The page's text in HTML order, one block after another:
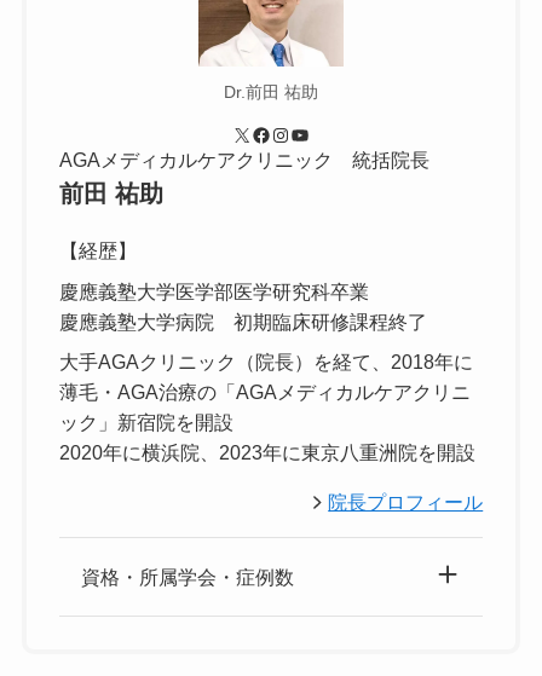
Dr.前田 祐助
X Facebook Instagram YouTube
AGAメディカルケアクリニック 統括院長
前田 祐助
【経歴】
慶應義塾大学医学部医学研究科卒業
慶應義塾大学病院 初期臨床研修課程終了
大手AGAクリニック（院長）を経て、2018年に
薄毛・AGA治療の「AGAメディカルケアクリニ
ック」新宿院を開設
2020年に横浜院、2023年に東京八重洲院を開設
院長プロフィール
資格・所属学会・症例数